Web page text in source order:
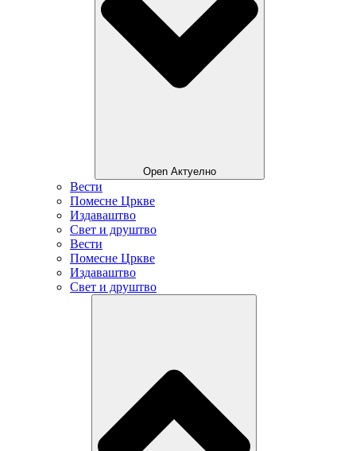
Open Актуелно
Вести
Помесне Цркве
Издаваштво
Свет и друштво
Вести
Помесне Цркве
Издаваштво
Свет и друштво